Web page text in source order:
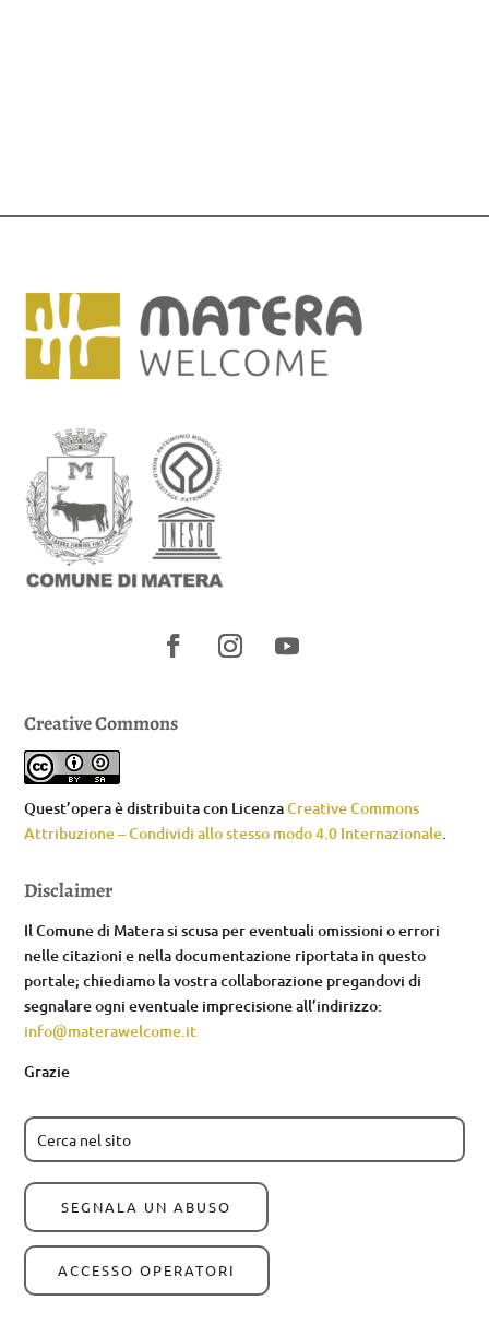
Creative Commons
Quest’opera è distribuita con LicenzaCreative Commons
Attribuzione – Condividi allo stesso modo 4.0 Internazionale
Disclaimer
Il Comune di Matera si scusa per eventuali omissioni o errori
nelle citazioni e nella documentazione riportata in questo
portale; chiediamo la vostra collaborazione pregandovi di
segnalare ogni eventuale imprecisione all’indirizzo:
info@materawelcome.it
Grazie
SEGNALA UN ABUSO
ACCESSO OPERATORI